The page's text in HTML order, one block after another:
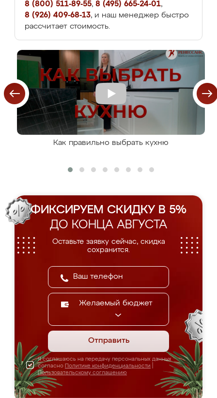
8 (800) 511-89-55, 8 (495) 665-24-01,
8 (926) 409-68-13, и наш менеджер быстро
рассчитает стоимость.
Как правильно выбрать кухню
ФИКСИРУЕМ СКИДКУ В 5%
ДО КОНЦА АВГУСТА
Оставьте заявку сейчас, скидка
сохранится.
Желаемый бюджет
Отправить
Я соглашаюсь на передачу персональных данных
согласно Политике конфиденциальности
Пользовательскому соглашению